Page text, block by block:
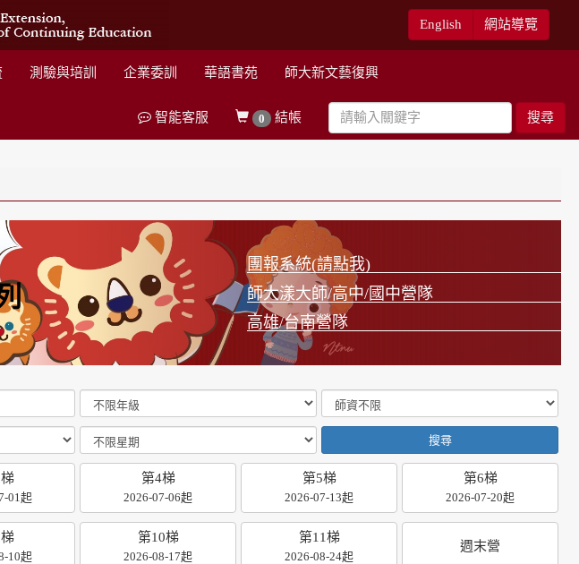
English 網站導覽
測驗與培訓 企業委訓 華語書苑 師大新文藝復興
搜尋
0 結帳
智能客服
團報系統(請點我)
師大漾大師/高中/國中營隊
高雄/台南營隊
搜尋
01起
第4梯
2026-07-06起
第5梯
2026-07-13起
第6梯
2026-07-20起
10起
第10梯
2026-08-17起
第11梯
2026-08-24起
週末營